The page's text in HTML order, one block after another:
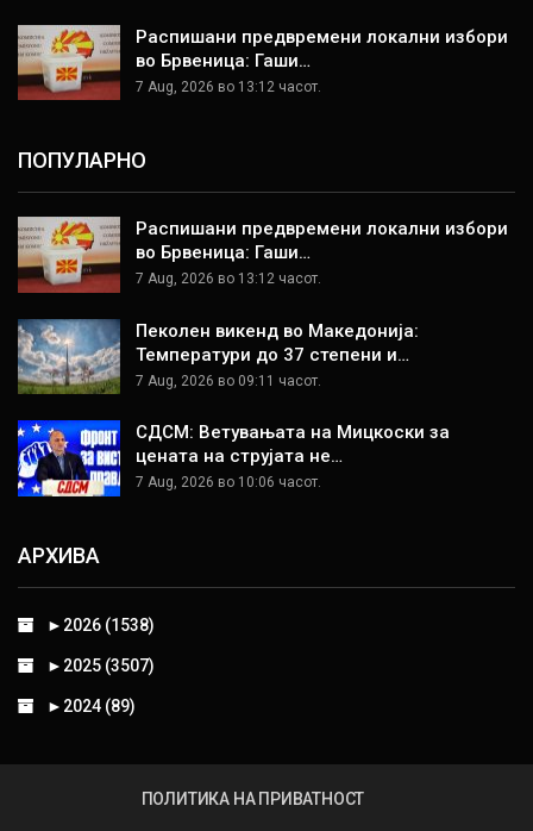
Распишани предвремени локални избори
во Брвеница: Гаши…
7 Aug, 2026 во 13:12 часот.
ПОПУЛАРНО
Распишани предвремени локални избори
во Брвеница: Гаши…
7 Aug, 2026 во 13:12 часот.
Пеколен викенд во Македонија:
Температури до 37 степени и…
7 Aug, 2026 во 09:11 часот.
СДСМ: Ветувањата на Мицкоски за
цената на струјата не…
7 Aug, 2026 во 10:06 часот.
АРХИВА
► 2026 (1538)
► 2025 (3507)
► 2024 (89)
ПОЛИТИКА НА ПРИВАТНОСТ